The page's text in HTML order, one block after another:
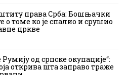
права Срба: Бошњачки
о томе ко је спалио и срушио
цркве
од српске окупације“:
открива шта заправо траже